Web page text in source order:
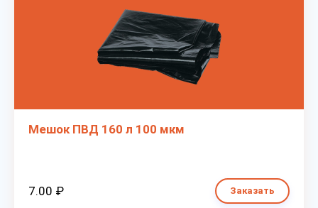
Мешок ПВД 160 л 100 мкм
7.00 ₽ Заказать